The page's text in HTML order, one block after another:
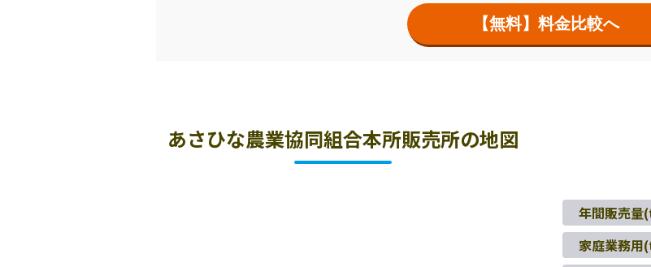
【無料】料金比較へ
あさひな農業協同組合本所販売所の地図
年間販売量
家庭業務用